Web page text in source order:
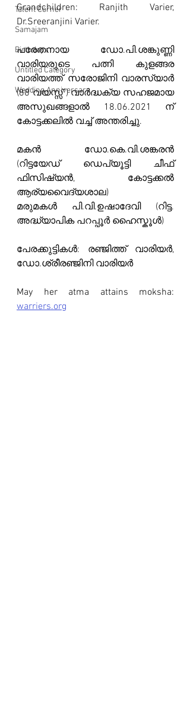
Talent Corner
Samajam
Birthdays
Untitled Category
Wedding Anniversary
Grandchildren: Ranjith Varier,
Dr.Sreeranjini Varier.
പരേതനായ ഡോ.പി.ശങ്കുണ്ണി
വാരിയരുടെ പത്നി കുളങ്ങര
വാരിയത്ത് സരോജിനി വാരസ്യാർ
(88 വയസ്സ് ) വാർദ്ധക്യ സഹജമായ
അസുഖങ്ങളാൽ 18.06.2021 ന്
കോട്ടക്കലിൽ വച്ച് അന്തരിച്ചു.
മകൻ ഡോ.കെ.വി.ശങ്കരൻ
(റിട്ടയേഡ് ഡെപ്യൂട്ടി ചീഫ്
ഫിസിഷ്യൻ, കോട്ടക്കൽ
ആര്യവൈദ്യശാല)
മരുമകൾ പി.വി.ഉഷാദേവി (റിട്ട.
അദ്ധ്യാപിക പറപ്പൂർ ഹൈസ്കൂൾ)
പേരക്കുട്ടികൾ: രഞ്ജിത്ത് വാരിയർ,
ഡോ.ശ്രീരഞ്ജിനി വാരിയർ
warriers.org